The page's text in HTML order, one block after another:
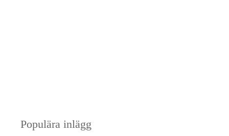
Populära inlägg